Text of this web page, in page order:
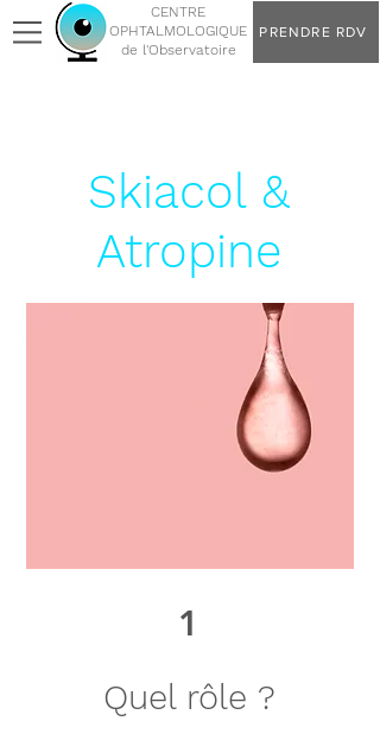
CENTRE
OPHTALMOLOGIQUE
de l'Observatoire
PRENDRE RDV
Skiacol &
Atropine
1
Quel rôle ?